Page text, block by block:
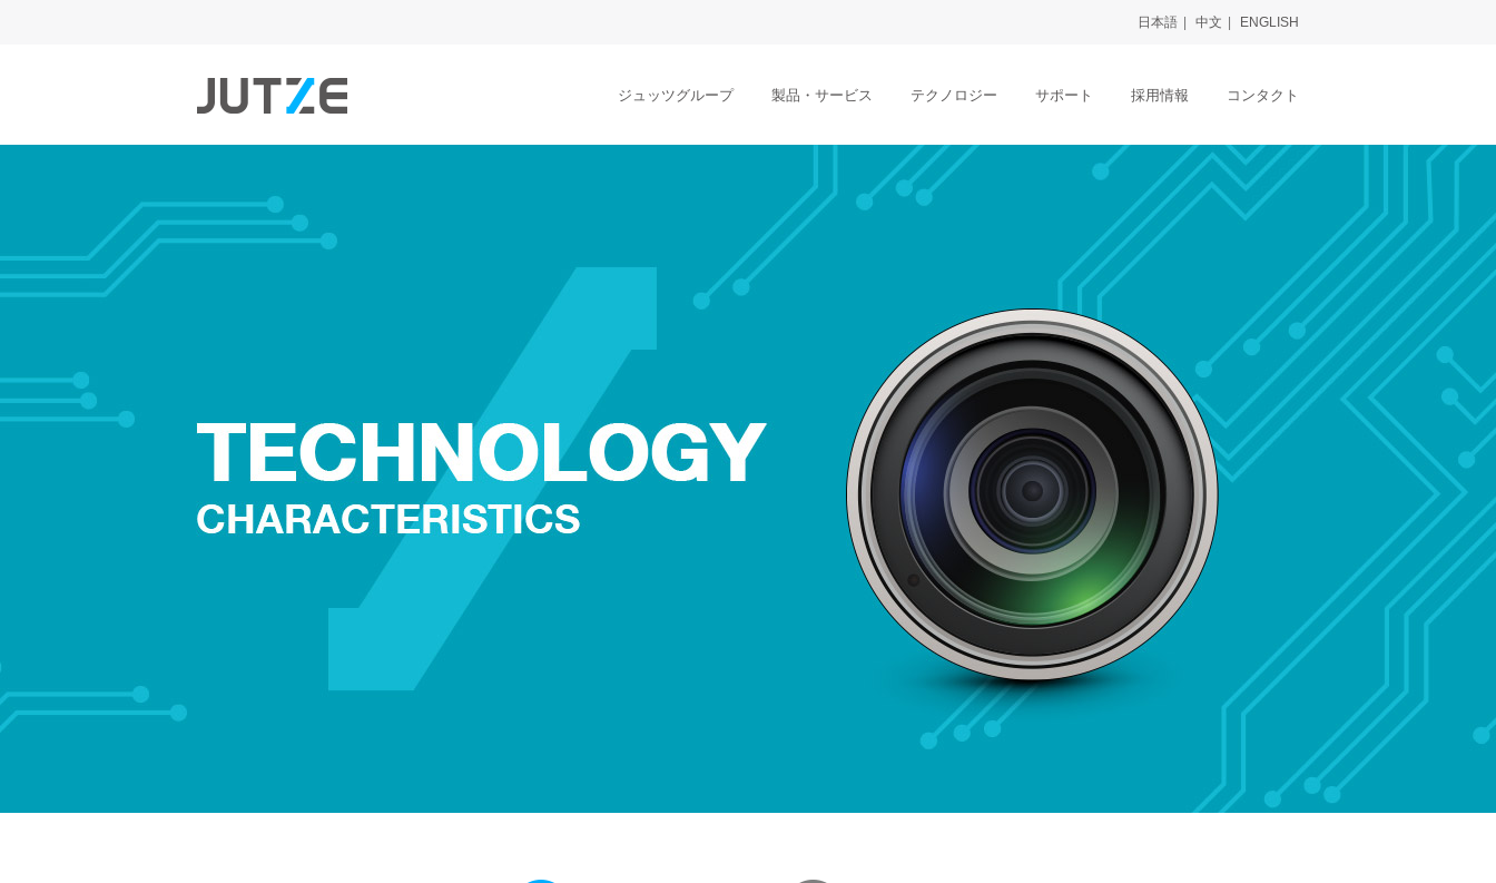
日本語 中文 ENGLISH
ジュッツグループ 製品・サービス テクノロジー サポート 採用情報 コンタクト